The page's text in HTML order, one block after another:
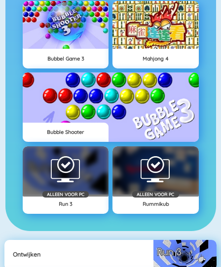
Bubbel Game 3 Mahjong 4
Bubble Shooter
ALLEEN VOOR PC
Run 3
ALLEEN VOOR PC
Rummikub
Ontwijken